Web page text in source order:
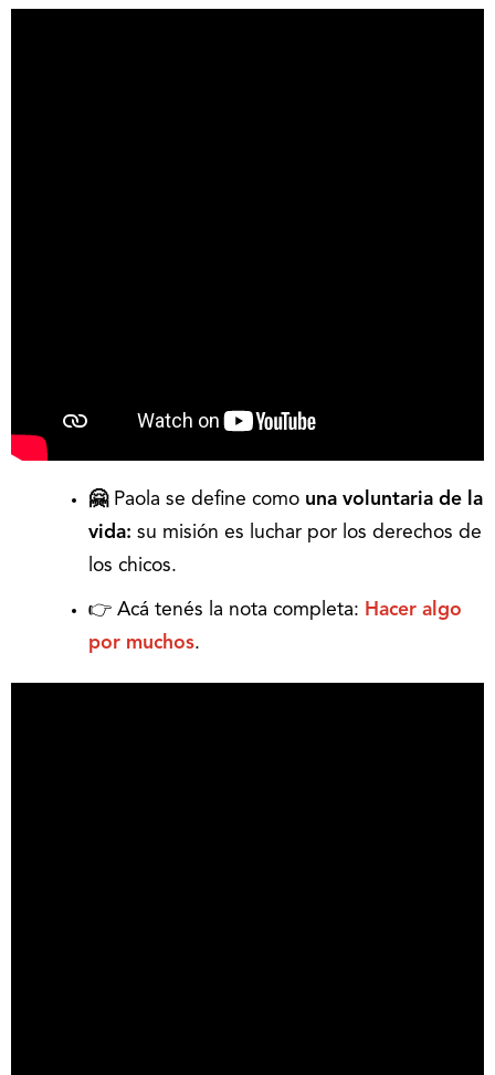
🤗 Paola se define como una voluntaria de la
vida: su misión es luchar por los derechos de
los chicos.
👉 Acá tenés la nota completa: Hacer algo
por muchos.